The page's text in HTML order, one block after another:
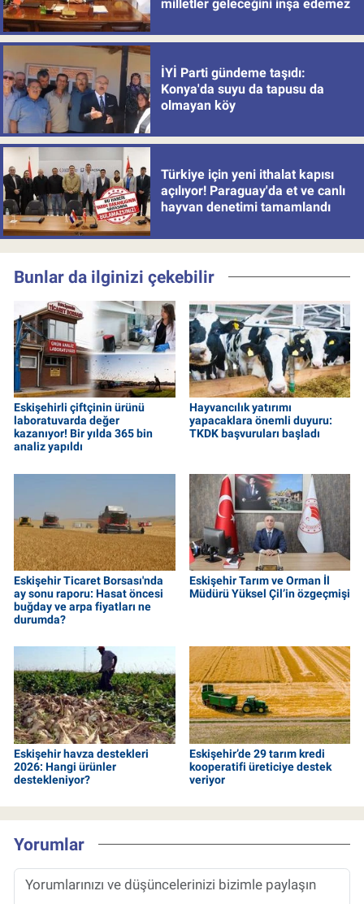
milletler geleceğini inşa edemez
İYİ Parti gündeme taşıdı:
Konya'da suyu da tapusu da
olmayan köy
Türkiye için yeni ithalat kapısı
açılıyor! Paraguay'da et ve canlı
hayvan denetimi tamamlandı
Bunlar da ilginizi çekebilir
Eskişehirli çiftçinin ürünü
laboratuvarda değer
kazanıyor! Bir yılda 365 bin
analiz yapıldı
Hayvancılık yatırımı
yapacaklara önemli duyuru:
TKDK başvuruları başladı
Eskişehir Ticaret Borsası'nda
ay sonu raporu: Hasat öncesi
buğday ve arpa fiyatları ne
durumda?
Eskişehir Tarım ve Orman İl
Müdürü Yüksel Çil’in özgeçmişi
Eskişehir havza destekleri
2026: Hangi ürünler
destekleniyor?
Eskişehir’de 29 tarım kredi
kooperatifi üreticiye destek
veriyor
Yorumlar